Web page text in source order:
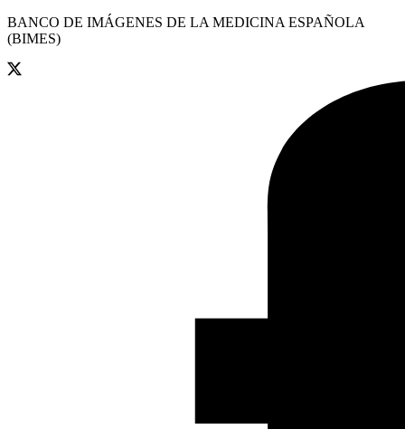
BANCO DE IMÁGENES DE LA MEDICINA ESPAÑOLA
(BIMES)